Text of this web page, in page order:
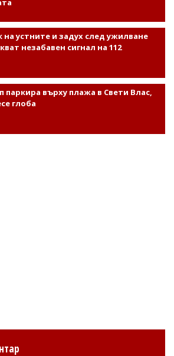
на устните и задух след ужилване
незабавен сигнал на 112
паркира върху плажа в Свети Влас,
глоба